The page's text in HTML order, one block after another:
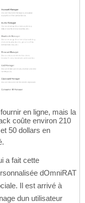
en ligne, mais la
coûte environ 210
50 dollars en
a fait cette
dOmniRAT
Il est arrivé à
dun utilisateur